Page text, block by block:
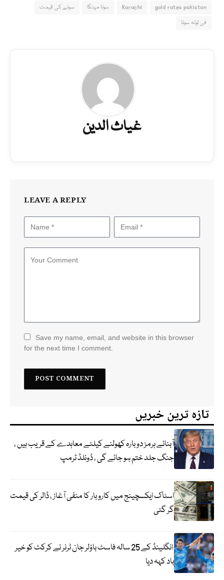
gold rates pakistan
Karachi سونا مہنگا
سونے کی قیمت
فی تولہ سونا
غیاث الدین
LEAVE A REPLY
Save my name, email, and website in this browser
for the next time I comment.
تازہ ترین خبریں
آبنائے ہرمز دوبارہ کھولنے کیلئے معاہدے کے قریب ہیں ،
جنگ جلد ختم ہو جائے گی ، ڈونلڈ ٹرمپ
اسٹاک ایکسچینج میں کاروبار کا منفی آغاز ، ڈالر کی قیمت
گر گئی
انگلینڈ کے 25 سالہ فاسٹ باؤلر جان ٹرنر نے کرکٹ کو خیر
باد کہہ دیا